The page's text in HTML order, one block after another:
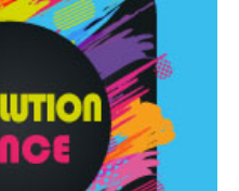
Dance
– I Edizione